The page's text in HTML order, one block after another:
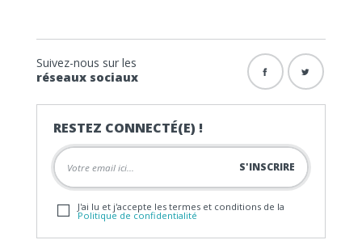
Suivez-nous sur les
réseaux sociaux
RESTEZ CONNECTÉ(E) !
J'ai lu et j'accepte les termes et conditions de la
Politique de confidentialité